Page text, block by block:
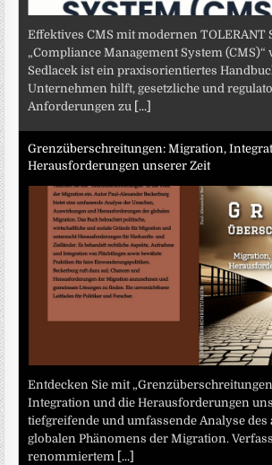
Effektives CMS mit modernen TOLERANT
„Compliance Management System
Sedlacek ist ein praxisorientiertes
Unternehmen hilft, gesetzliche und
Anforderungen zu [...]
Grenzüberschreitungen: Migration,
Herausforderungen unserer Zeit
Entdecken Sie mit
Integration und die Herausforderungen
tiefgreifende und umfassende Analyse des
globalen Phänomens der Migration.
renommiertem [...]